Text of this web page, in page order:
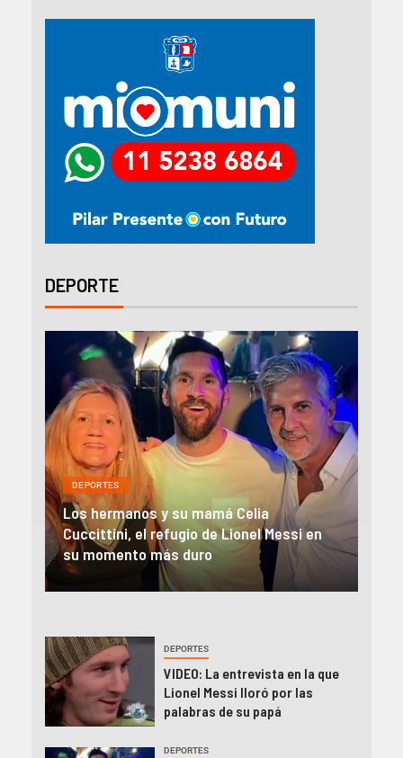
DEPORTE
DEPORTES
El impacto de la muerte de Jorge Messi
en la prensa internacional: «Clave en el
camino de Lionel a la cima»
DEPORTES
VIDEO: La entrevista en la que
Lionel Messi lloró por las
palabras de su papá
DEPORTES